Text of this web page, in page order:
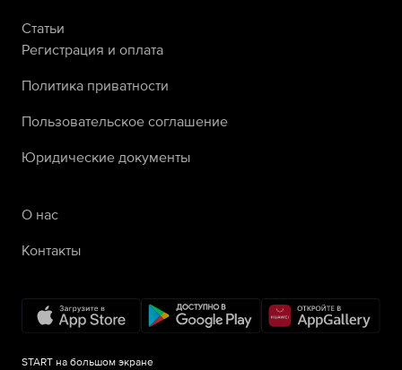
Статьи
Регистрация и оплата
Политика приватности
Пользовательское соглашение
Юридические документы
О нас
Контакты
START на большом экране